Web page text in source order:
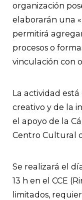
organización
elaborarán una
permitirá
procesos o
vinculación con
La actividad
creativo y de la
el apoyo de la
Centro Cultural
Se realizará el
13 h en el CCE
limitados,